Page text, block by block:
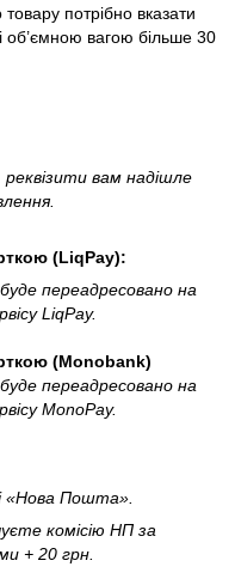
потрібно вказати
об’ємною вагою більше 30
вам надішле
(LiqPay):
переадресовано на
LiqPay.
(Monobank)
переадресовано на
MonoPay.
«Нова Пошта».
комісію НП за
+ 20 грн.